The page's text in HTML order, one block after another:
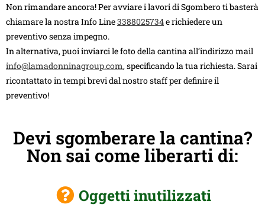
Non rimandare ancora! Per avviare i lavori di Sgombero ti basterà
chiamare la nostra Info Line3388025734e richiedere un
preventivo senza impegno.
In alternativa, puoi inviarci le foto della cantina all’indirizzo mail
info@lamadonninagroup.com, specificando la tua richiesta. Sarai
ricontattato in tempi brevi dal nostro staff per definire il
preventivo!
Devi sgomberare la cantina?
Non sai come liberarti di:
Oggetti inutilizzati